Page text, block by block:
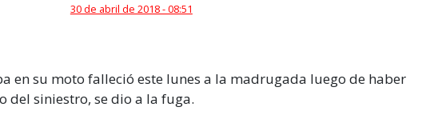
30 de abril de 2018 - 08:51
en su moto falleció este lunes a la madrugada luego de haber
del siniestro, se dio a la fuga.